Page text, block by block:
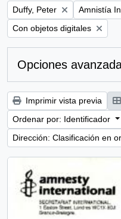
Remove filter:
Duffy, Peter Remove
Amnistía
Remove filter:
Con objetos digitales
Opciones
Imprimir vista previa
Ordenar por: Identificador
Dirección: Clasificación en